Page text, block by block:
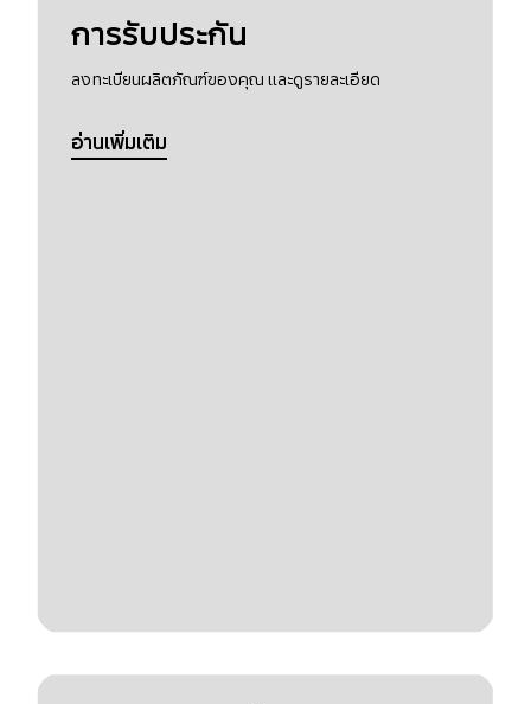
การรับประกัน
ลงทะเบียนผลิตภัณฑ์ของคุณ และดูรายละเอียด
อ่านเพิ่มเติม